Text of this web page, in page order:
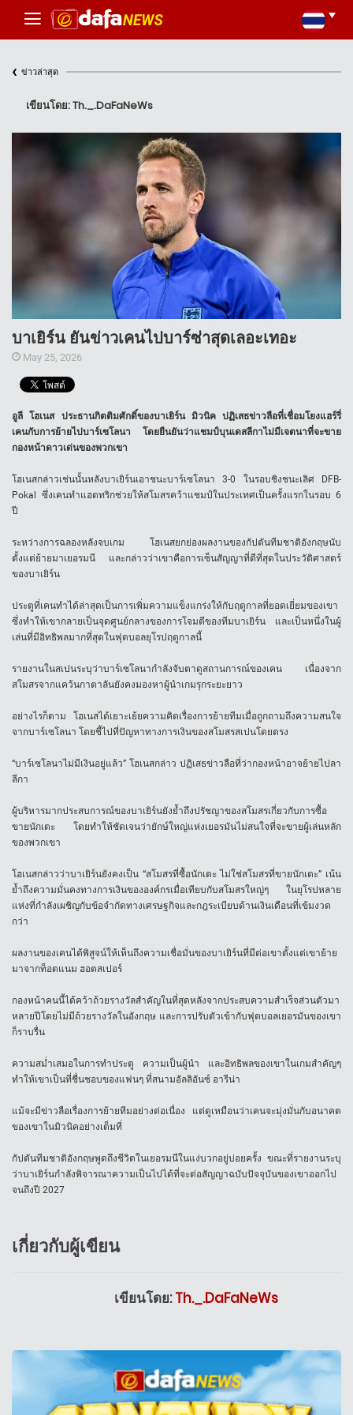
‹ ข่าวล่าสุด
เขียนโดย: Th._.DaFaNeWs
บาเยิร์น ยันข่าวเคนไปบาร์ซ่าสุดเลอะเทอะ
May 25, 2026
อูลี โฮเนส ประธานกิตติมศักดิ์ของบาเยิร์น มิวนิค ปฏิเสธข่าวลือที่เชื่อมโยงแฮร์รี่
เคนกับการย้ายไปบาร์เซโลนา โดยยืนยันว่าแชมป์บุนเดสลีกาไม่มีเจตนาที่จะขาย
กองหน้าดาวเด่นของพวกเขา
โฮเนสกล่าวเช่นนั้นหลังบาเยิร์นเอาชนะบาร์เซโลนา 3-0 ในรอบชิงชนะเลิศ DFB-
Pokal ซึ่งเคนทำแฮตทริกช่วยให้สโมสรคว้าแชมป์ในประเทศเป็นครั้งแรกในรอบ 6
ปี
ระหว่างการฉลองหลังจบเกม โฮเนสยกย่องผลงานของกัปตันทีมชาติอังกฤษนับ
ตั้งแต่ย้ายมาเยอรมนี และกล่าวว่าเขาคือการเซ็นสัญญาที่ดีที่สุดในประวัติศาสตร์
ของบาเยิร์น
ประตูที่เคนทำได้ล่าสุดเป็นการเพิ่มความแข็งแกร่งให้กับฤดูกาลที่ยอดเยี่ยมของเขา
ซึ่งทำให้เขากลายเป็นจุดศูนย์กลางของการโจมตีของทีมบาเยิร์น และเป็นหนึ่งในผู้
เล่นที่มีอิทธิพลมากที่สุดในฟุตบอลยุโรปฤดูกาลนี้
รายงานในสเปนระบุว่าบาร์เซโลนากำลังจับตาดูสถานการณ์ของเคน เนื่องจาก
สโมสรจากแคว้นกาตาลันยังคงมองหาผู้นำเกมรุกระยะยาว
อย่างไรก็ตาม โฮเนสได้เยาะเย้ยความคิดเรื่องการย้ายทีมเมื่อถูกถามถึงความสนใจ
จากบาร์เซโลนา โดยชี้ไปที่ปัญหาทางการเงินของสโมสรสเปนโดยตรง
“บาร์เซโลนาไม่มีเงินอยู่แล้ว” โฮเนสกล่าว ปฏิเสธข่าวลือที่ว่ากองหน้าอาจย้ายไปลา
ลีกา
ผู้บริหารมากประสบการณ์ของบาเยิร์นยังย้ำถึงปรัชญาของสโมสรเกี่ยวกับการซื้อ
ขายนักเตะ โดยทำให้ชัดเจนว่ายักษ์ใหญ่แห่งเยอรมันไม่สนใจที่จะขายผู้เล่นหลัก
ของพวกเขา
โฮเนสกล่าวว่าบาเยิร์นยังคงเป็น “สโมสรที่ซื้อนักเตะ ไม่ใช่สโมสรที่ขายนักเตะ” เน้น
ย้ำถึงความมั่นคงทางการเงินขององค์กรเมื่อเทียบกับสโมสรใหญ่ๆ ในยุโรปหลาย
แห่งที่กำลังเผชิญกับข้อจำกัดทางเศรษฐกิจและกฎระเบียบด้านเงินเดือนที่เข้มงวด
กว่า
ผลงานของเคนได้พิสูจน์ให้เห็นถึงความเชื่อมั่นของบาเยิร์นที่มีต่อเขาตั้งแต่เขาย้าย
มาจากท็อตแนม ฮอตสเปอร์
กองหน้าคนนี้ได้คว้าถ้วยรางวัลสำคัญในที่สุดหลังจากประสบความสำเร็จส่วนตัวมา
หลายปีโดยไม่มีถ้วยรางวัลในอังกฤษ และการปรับตัวเข้ากับฟุตบอลเยอรมันของเขา
ก็ราบรื่น
ความสม่ำเสมอในการทำประตู ความเป็นผู้นำ และอิทธิพลของเขาในเกมสำคัญๆ
ทำให้เขาเป็นที่ชื่นชอบของแฟนๆ ที่สนามอัลลิอันซ์ อารีน่า
แม้จะมีข่าวลือเรื่องการย้ายทีมอย่างต่อเนื่อง แต่ดูเหมือนว่าเคนจะมุ่งมั่นกับอนาคต
ของเขาในมิวนิคอย่างเต็มที่
กัปตันทีมชาติอังกฤษพูดถึงชีวิตในเยอรมนีในแง่บวกอยู่บ่อยครั้ง ขณะที่รายงานระบุ
ว่าบาเยิร์นกำลังพิจารณาความเป็นไปได้ที่จะต่อสัญญาฉบับปัจจุบันของเขาออกไป
จนถึงปี 2027
เกี่ยวกับผู้เขียน
เขียนโดย:Th._.DaFaNeWs